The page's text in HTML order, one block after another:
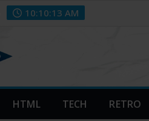
10:10:14 AM
HTML TECH RETRO